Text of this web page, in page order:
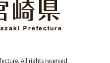
All rights reserved.